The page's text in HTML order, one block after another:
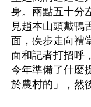
身。兩點五十分
見趙本山頭戴鴨
面，疾步走向禮
面和記者打招呼
今年準備了什麼
於農村的」，然